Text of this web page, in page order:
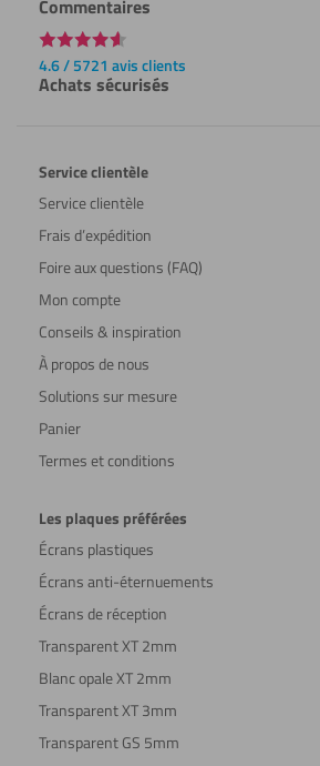
Commentaires
4.6 / 5721 avis clients
Achats sécurisés
Service clientèle
Service clientèle
Frais d’expédition
Foire aux questions (FAQ)
Mon compte
Conseils & inspiration
À propos de nous
Solutions sur mesure
Panier
Termes et conditions
Les plaques préférées
Écrans plastiques
Écrans anti-éternuements
Écrans de réception
Transparent XT 2mm
Blanc opale XT 2mm
Transparent XT 3mm
Transparent GS 5mm